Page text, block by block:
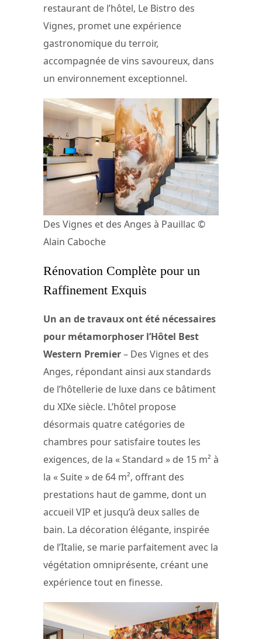
restaurant de l’hôtel, Le Bistro des
Vignes, promet une expérience
gastronomique du terroir,
accompagnée de vins savoureux, dans
un environnement exceptionnel.
Des Vignes et des Anges à Pauillac ©
Alain Caboche
Rénovation Complète pour un
Raffinement Exquis
Un an de travaux ont été nécessaires
pour métamorphoser l’Hôtel Best
Western Premier– Des Vignes et des
Anges, répondant ainsi aux standards
de l’hôtellerie de luxe dans ce bâtiment
du XIXe siècle. L’hôtel propose
désormais quatre catégories de
chambres pour satisfaire toutes les
exigences, de la « Standard » de 15 m² à
la « Suite » de 64 m², offrant des
prestations haut de gamme, dont un
accueil VIP et jusqu’à deux salles de
bain. La décoration élégante, inspirée
de l’Italie, se marie parfaitement avec la
végétation omniprésente, créant une
expérience tout en finesse.